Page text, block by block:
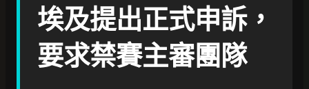
埃及提出正式申訴，
要求禁賽主審團隊